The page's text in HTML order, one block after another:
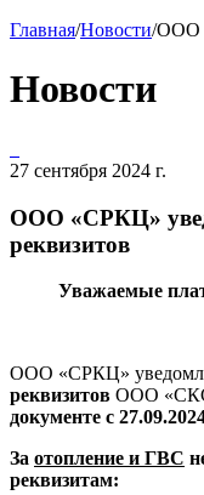
Главная/Новости/ООО
Новости
27 сентября 2024 г.
ООО «СРКЦ»
реквизитов
Уважаемые
ООО «СРКЦ»
реквизитов ООО
документе с
За отопление и ГВС
реквизитам: